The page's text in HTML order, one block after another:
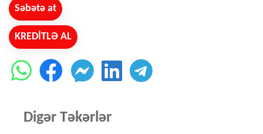
Səbətə at
KREDİTLƏ AL
Digər Təkərlər